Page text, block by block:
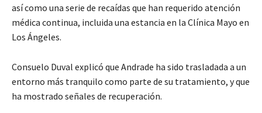
así como una serie de recaídas que han requerido atención
médica continua, incluida una estancia en la Clínica Mayo en
Los Ángeles.
Consuelo Duval explicó que Andrade ha sido trasladada a un
entorno más tranquilo como parte de su tratamiento, y que
ha mostrado señales de recuperación.